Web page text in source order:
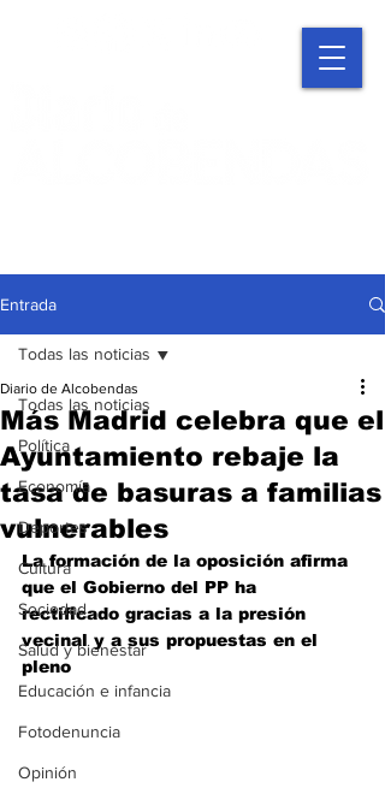
Entrada
Todas las noticias
Política
Economía
Deportes
Cultura
Sociedad
Salud y bienestar
Educación e infancia
Fotodenuncia
Opinión
Todas las noticias
Más Madrid celebra que el
Ayuntamiento rebaje la
tasa de basuras a familias
vulnerables
Diario de Alcobendas
La formación de la oposición afirma
que el Gobierno del PP ha
rectificado gracias a la presión
vecinal y a sus propuestas en el
pleno